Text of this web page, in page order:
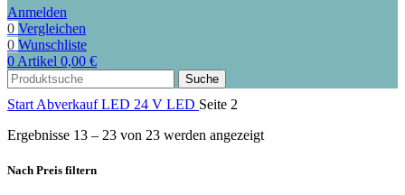
Anmelden
0 Vergleichen
0 Wunschliste
0 Artikel 0,00 €
Suche
Start Abverkauf LED 24 V LED Seite 2
Ergebnisse 13 – 23 von 23 werden angezeigt
Nach Preis filtern